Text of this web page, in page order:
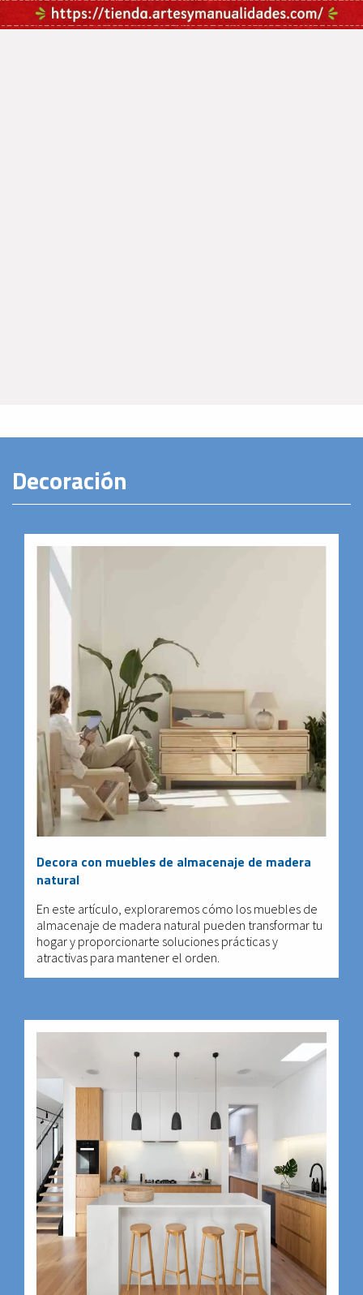
Decoración
Decora con muebles de almacenaje de madera
natural
En este artículo, exploraremos cómo los muebles de
almacenaje de madera natural pueden transformar tu
hogar y proporcionarte soluciones prácticas y
atractivas para mantener el orden.